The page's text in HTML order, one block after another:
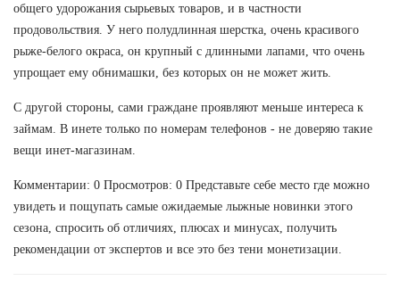
общего удорожания сырьевых товаров, и в частности
продовольствия. У него полудлинная шерстка, очень красивого
рыже-белого окраса, он крупный с длинными лапами, что очень
упрощает ему обнимашки, без которых он не может жить.
С другой стороны, сами граждане проявляют меньше интереса к
займам. В инете только по номерам телефонов - не доверяю такие
вещи инет-магазинам.
Комментарии: 0 Просмотров: 0 Представьте себе место где можно
увидеть и пощупать самые ожидаемые лыжные новинки этого
сезона, спросить об отличиях, плюсах и минусах, получить
рекомендации от экспертов и все это без тени монетизации.